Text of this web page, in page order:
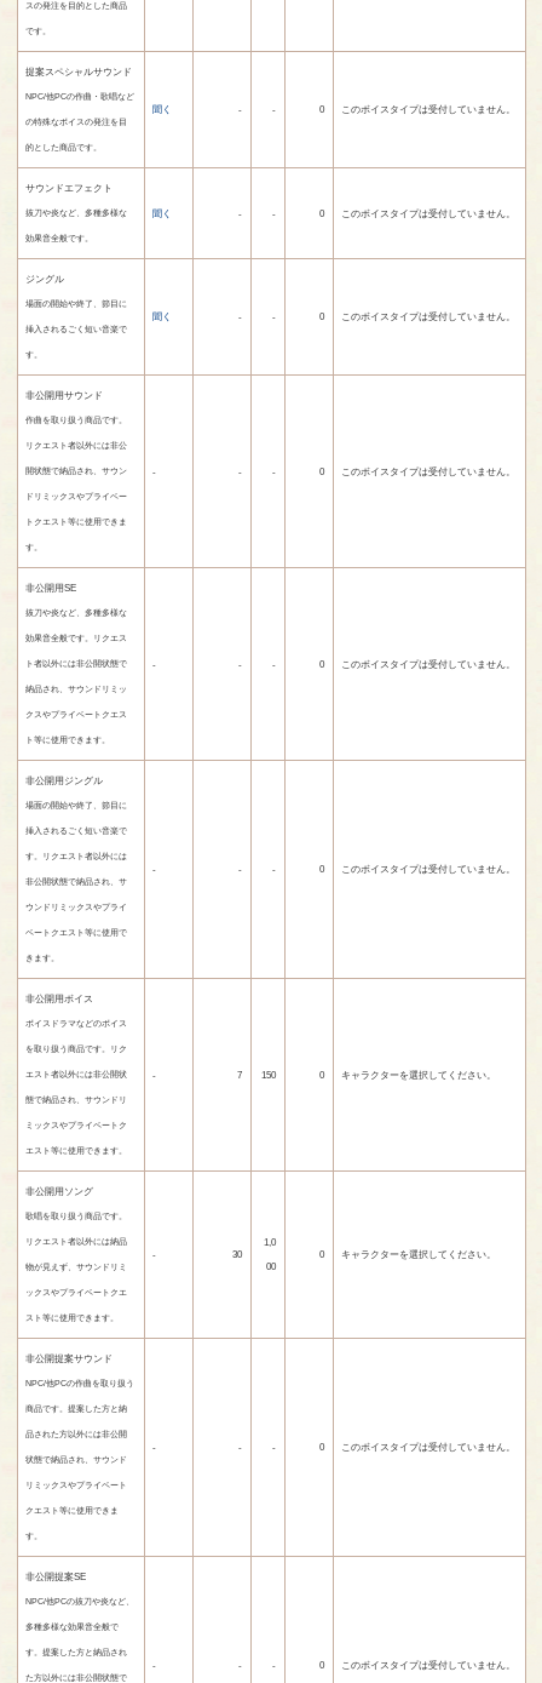
スの発注を目的とした商品
です。
提案スペシャルサウンド
NPC/他PCの作曲・歌唱など
の特殊なボイスの発注を目
的とした商品です。
聞く - - 0 このボイスタイプは受付していません。
サウンドエフェクト
抜刀や炎など、多種多様な
効果音全般です。
聞く - - 0 このボイスタイプは受付していません。
ジングル
場面の開始や終了、節目に
挿入されるごく短い音楽で
す。
聞く - - 0 このボイスタイプは受付していません。
非公開用サウンド
作曲を取り扱う商品です。
リクエスト者以外には非公
開状態で納品され、サウン
ドリミックスやプライベー
トクエスト等に使用できま
す。
- - - 0 このボイスタイプは受付していません。
非公開用SE
抜刀や炎など、多種多様な
効果音全般です。リクエス
ト者以外には非公開状態で
納品され、サウンドリミッ
クスやプライベートクエス
ト等に使用できます。
- - - 0 このボイスタイプは受付していません。
非公開用ジングル
場面の開始や終了、節目に
挿入されるごく短い音楽で
す。リクエスト者以外には
非公開状態で納品され、サ
ウンドリミックスやプライ
ベートクエスト等に使用で
きます。
- - - 0 このボイスタイプは受付していません。
非公開用ボイス
ボイスドラマなどのボイス
を取り扱う商品です。リク
エスト者以外には非公開状
態で納品され、サウンドリ
ミックスやプライベートク
エスト等に使用できます。
- 7 150 0 キャラクターを選択してください。
非公開用ソング
歌唱を取り扱う商品です。
リクエスト者以外には納品
物が見えず、サウンドリミ
ックスやプライベートクエ
スト等に使用できます。
- 30
1,0
00
0 キャラクターを選択してください。
非公開提案サウンド
NPC/他PCの作曲を取り扱う
商品です。提案した方と納
品された方以外には非公開
状態で納品され、サウンド
リミックスやプライベート
クエスト等に使用できま
す。
- - - 0 このボイスタイプは受付していません。
非公開提案SE
NPC/他PCの抜刀や炎など、
多種多様な効果音全般で
す。提案した方と納品され
た方以外には非公開状態で
- - - 0 このボイスタイプは受付していません。